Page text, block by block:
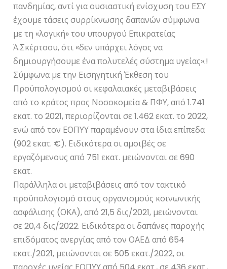
πανδημίας, αντί για ουσιαστική ενίσχυση του ΕΣΥ
έχουμε τάσεις συρρίκνωσης δαπανών σύμφωνα
με τη «λογική» του υπουργού Επικρατείας
Ά.Σκέρτσου, ότι «δεν υπάρχει λόγος να
δημιουργήσουμε ένα πολυτελές σύστημα υγείας».!
Σύμφωνα με την Εισηγητική Έκθεση του
Προϋπολογισμού οι κεφαλαιακές μεταβιβάσεις
από το κράτος προς Νοσοκομεία & ΠΦΥ, από 1.741
εκατ. το 2021, περιορίζονται σε 1.462 εκατ. το 2022,
ενώ από τον ΕΟΠΥΥ παραμένουν στα ίδια επίπεδα
(902 εκατ. €). Ειδικότερα οι αμοιβές σε
εργαζόμενους από 751 εκατ. μειώνονται σε 690
εκατ.
Παράλληλα οι μεταβιβάσεις από τον τακτικό
προϋπολογισμό στους οργανισμούς κοινωνικής
ασφάλισης (ΟΚΑ), από 21,5 δις/2021, μειώνονται
σε 20,4 δις/2022. Ειδικότερα οι δαπάνες παροχής
επιδόματος ανεργίας από τον ΟΑΕΔ από 654
εκατ./2021, μειώνονται σε 505 εκατ./2022, οι